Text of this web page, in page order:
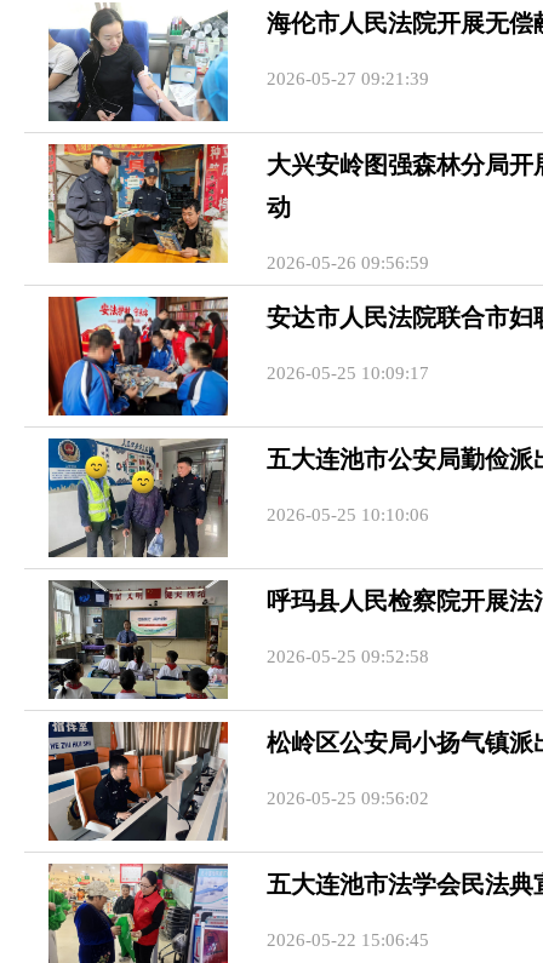
海伦市人民法院开展无偿
2026-05-27 09:21:39
大兴安岭图强森林分局
动
2026-05-26 09:56:59
安达市人民法院联合市妇
2026-05-25 10:09:17
五大连池市公安局勤俭
2026-05-25 10:10:06
呼玛县人民检察院开展
2026-05-25 09:52:58
松岭区公安局小扬气镇
2026-05-25 09:56:02
五大连池市法学会民法
2026-05-22 15:06:45